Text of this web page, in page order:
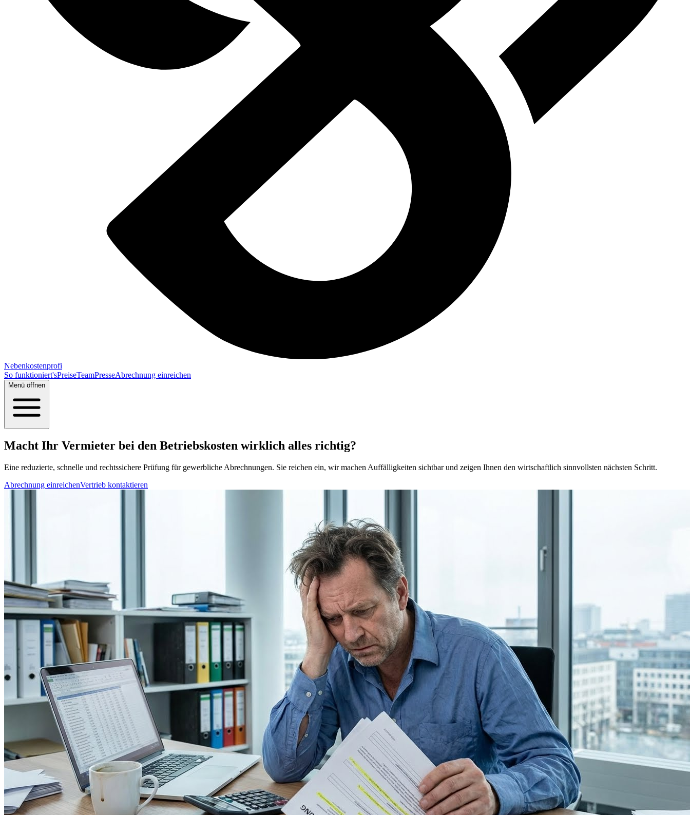
Nebenkostenprofi
So funktioniert'sPreiseTeamPresseAbrechnung einreichen
Menü öffnen
Macht Ihr Vermieter bei den Betriebskosten wirklich alles richtig?
Eine reduzierte, schnelle und rechtssichere Prüfung für gewerbliche Abrechnungen. Sie reichen ein, wir machen Auffälligkeiten sichtbar und zeigen Ihnen den wirtschaftlich sinnvollsten nächsten Schritt.
Abrechnung einreichenVertrieb kontaktieren